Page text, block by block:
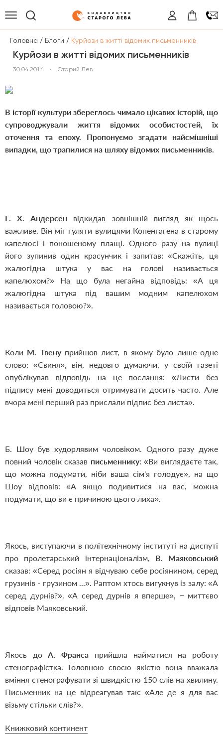
Головна / Блоги / Курйози в житті відомих письменників
Курйози в житті відомих письменників
30.04.2014 • Старий Лев
В історії культури збереглось чимало цікавих історій, що
супроводжували життя відомих особистостей, їх
оточення та епоху. Пропонуємо згадати найсмішніші
випадки, що трапилися на шляху відомих письменників.
Г. Х. Андерсен відкидав зовнішній вигляд як щось
важливе. Він міг гуляти вулицями Копенгагена в старому
капелюсі і поношеному плащі. Одного разу на вулиці
його зупинив один красунчик і запитав: «Скажіть, ця
жалюгідна штука у вас на голові називається
капелюхом?» На що була негайна відповідь: «А ця
жалюгідна штука під вашим модним капелюхом
називається головою?».
Коли М. Твенуприйшов лист, в якому було лише одне
слово: «Свиня», він, недовго думаючи, у своїй газеті
опублікував відповідь на це послання: «Листи без
підпису мені доводиться отримувати досить часто. Але
вчора мені перший раз прислали підпис без листа».
Б. Шоу був худорлявим чоловіком. Одного разу дуже
повний чоловік сказав письменнику: «Ви виглядаєте так,
що можна подумати, ніби ваша сім'я голодує», на що
Шоу відповів: «А якщо подивитися на вас, можна
подумати, що ви є причиною цього лиха».
Якось, виступаючи в політехнічному інституті на диспуті
про пролетарський інтернаціоналізм, В. Маяковський
сказав: «Серед росіян я відчуваю себе росіянином, серед
грузинів - грузином ...». Раптом хтось вигукнув із залу: «А
серед дурнів?». «А серед дурнів я вперше», − миттєво
відповів Маяковський.
Якось доА. Франса прийшла найматися на роботу
стенографістка. Головною своєю якістю вона вважала
вміння стенографувати зі швидкістю 150 слів на хвилину.
Письменник на це відреагував так: «Але де я для вас
візьму стільки слів?».
Книжковий континент